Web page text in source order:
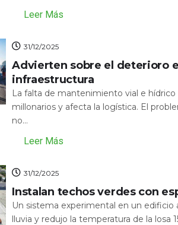
Leer Más
31/12/2025
Advierten sobre el deterioro
infraestructura
La falta de mantenimiento vial e
millonarios y afecta la logística. El
no...
Leer Más
31/12/2025
Instalan techos verdes con
Un sistema experimental en un edificio
lluvia y redujo la temperatura de la losa